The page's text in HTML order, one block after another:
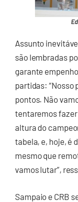
Assunto
são lembradas
garante
partidas: “Nosso
pontos. Não
tentaremos fazer
altura do
tabela, e, hoje, é
mesmo que
vamos lutar”,
Sampaio e CRB